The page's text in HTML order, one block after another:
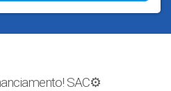
SAC⚙️